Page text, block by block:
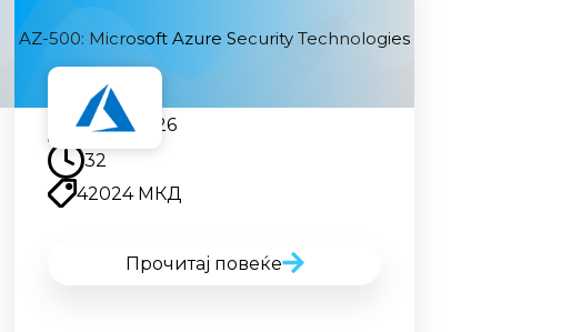
AZ-500: Microsoft Azure Security Technologies
07.09.2026
32
42024 МКД
Прочитај повеќе